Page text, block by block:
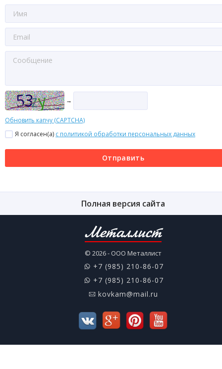
→
Обновить капчу (CAPTCHA)
Я согласен(a) с политикой обработки персональных данных
Отправить
Полная версия сайта
Металлист
© 2026 - ООО Металлист
+7 (985) 210-86-07
+7 (985) 210-86-07
kovkam@mail.ru